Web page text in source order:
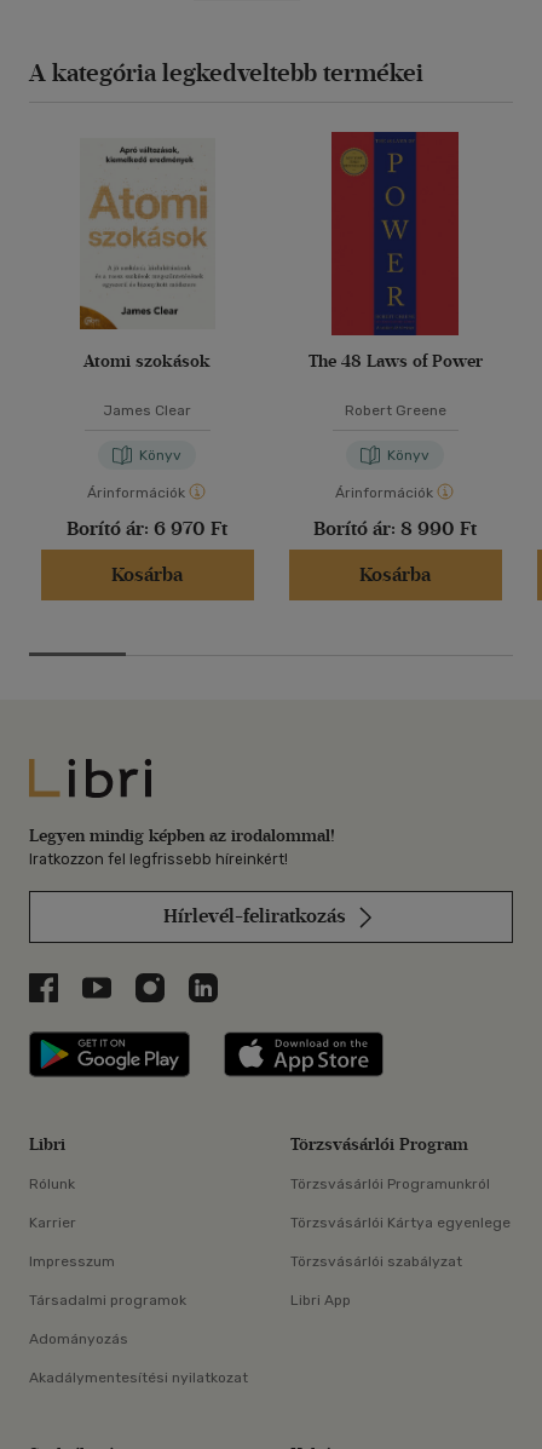
A kategória legkedveltebb termékei
Atomi szokások
James Clear
Könyv
Árinformációk
Borító ár: 6 970 Ft
Kosárba
The 48 Laws of Power
Robert Greene
Könyv
Árinformációk
Borító ár: 8 990 Ft
Kosárba
Libri
Legyen mindig képben az irodalommal!
Iratkozzon fel legfrissebb híreinkért!
Hírlevél-feliratkozás
Libri a Facebookon
Libri a Youtube-on
Libri az Instagramon
Libri a LinkedInen
Libri applikáció Szerezd meg: Google
Libri
Rólunk
Karrier
Impresszum
Társadalmi programok
Adományozás
Akadálymentesítési nyilatkozat
Törzsvásárlói Program
Törzsvásárlói Programunkról
Törzsvásárlói Kártya egyenlege
Törzsvásárlói szabályzat
Libri App